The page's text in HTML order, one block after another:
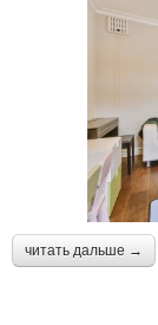
читать дальше →